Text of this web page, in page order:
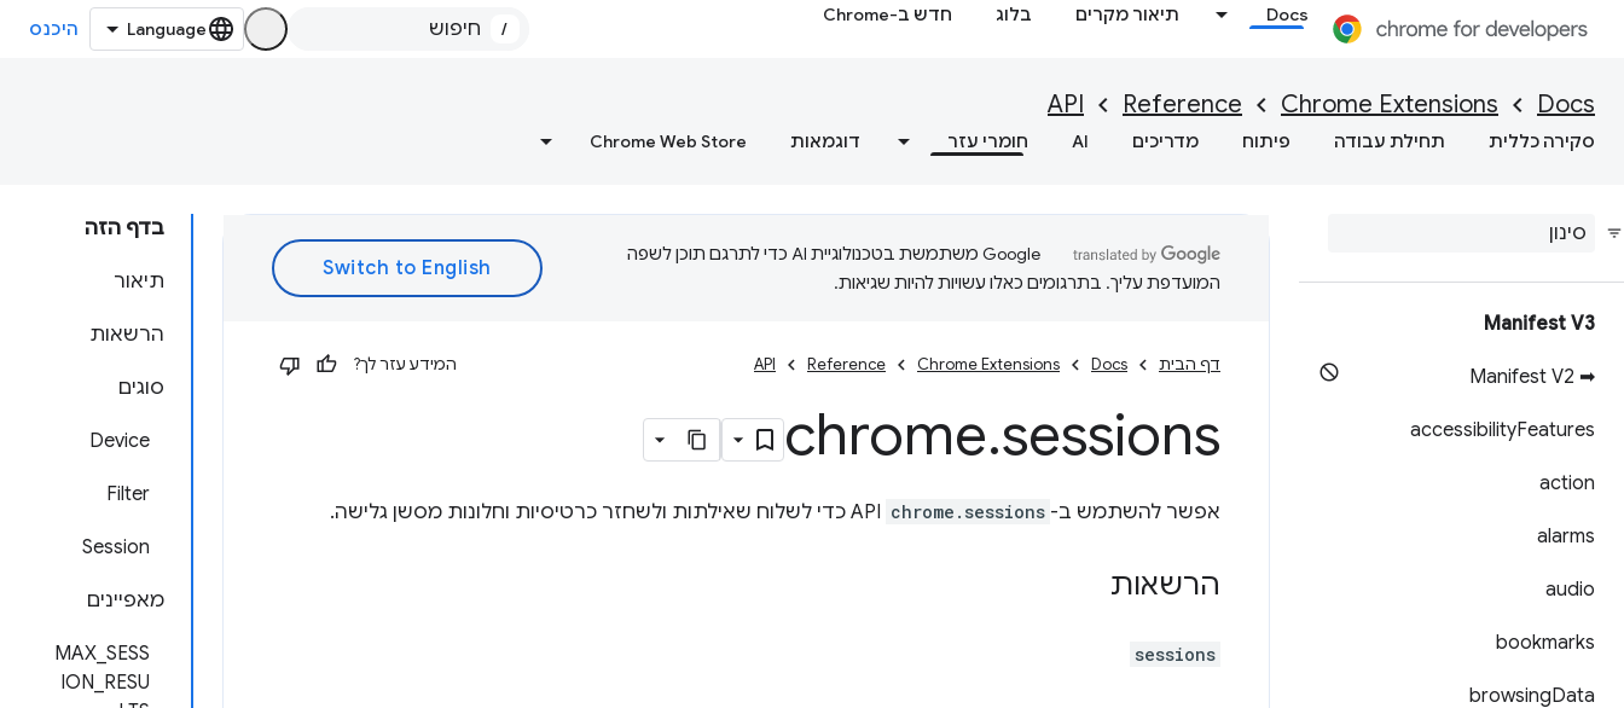
Docs תיאור מקרים בלוג חדש ב-Chrome
/ היכנס
Docs
Chrome Extensions
Reference
API
סקירה כללית תחילת עבודה פיתוח מדריכים AI חומרי עזר דוגמאות Chrome Web Store
Manifest V3
➡ Manifest V2
accessibilityFeatures
action
alarms
audio
bookmarks
browsingData
בדף הזה
תיאור
הרשאות
סוגים
Device
Filter
Session
מאפיינים
MAX_SESS
ION_RESU
‫Google משתמשת בטכנולוגיית AI כדי לתרגם תוכן לשפה
המועדפת עליך. בתרגומים כאלו עשויות להיות שגיאות.
דף הבית Docs
Chrome Extensions
Reference
API המידע עזר לך?
chrome.sessions
אפשר להשתמש ב- chrome.sessions
הרשאות
sessions